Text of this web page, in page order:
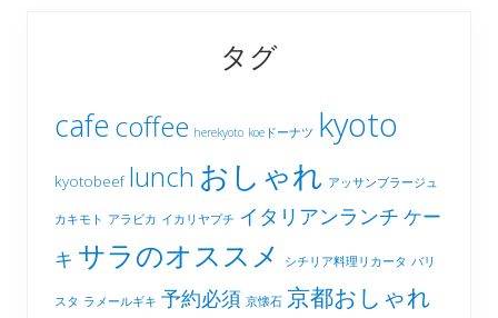
タグ
cafe coffee herekyoto koeドーナツ kyoto
kyotobeef lunch おしゃれ アッサンブラージュ
カキモト アラビカ イカリヤプチ イタリアンランチ ケー
キ サラのオススメ シチリア料理リカータ バリ
スタ ラメールギキ 予約必須 京懐石 京都おしゃれ